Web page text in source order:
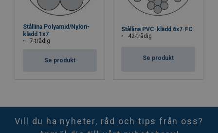
Stållina Polyamid/Nylon-
klädd 1x7
7-trådig
Se produkt
Stållina PVC-klädd 6x7-FC
42-trådig
Se produkt
Vill du ha nyheter, råd och tips från oss?